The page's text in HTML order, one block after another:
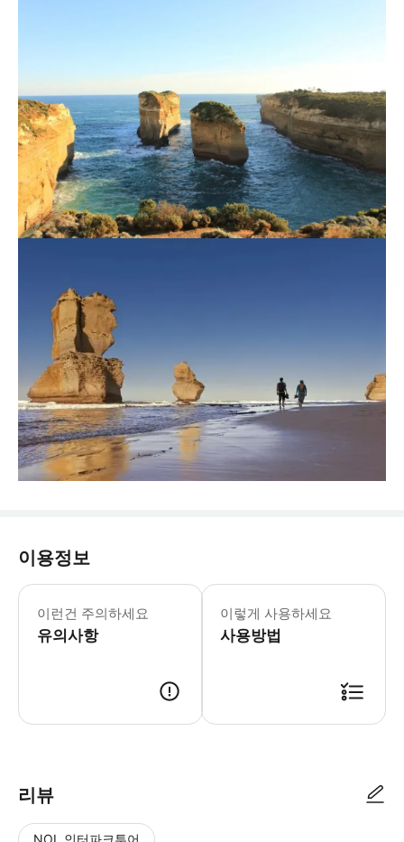
이용정보
이런건 주의하세요
유의사항
📌 [이용 안내] - 첫째날 : 그레이트 오
이렇게 사용하세요
사용방법
리뷰
NOL 인터파크투어